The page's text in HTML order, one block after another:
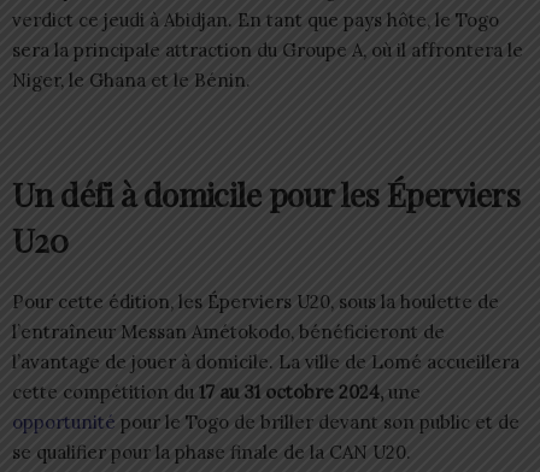
verdict ce jeudi à Abidjan. En tant que pays hôte, le Togo
sera la principale attraction du Groupe A, où il affrontera le
Niger, le Ghana et le Bénin.
Un défi à domicile pour les Éperviers
U20
Pour cette édition, les Éperviers U20, sous la houlette de
l’entraîneur Messan Amétokodo, bénéficieront de
l’avantage de jouer à domicile. La ville de Lomé accueillera
cette compétition du 17 au 31 octobre 2024, une
opportunité pour le Togo de briller devant son public et de
se qualifier pour la phase finale de la CAN U20.